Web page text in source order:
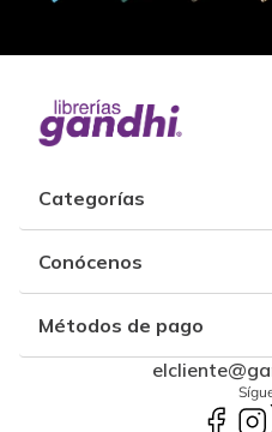
Categorías
Conócenos
Métodos de pago